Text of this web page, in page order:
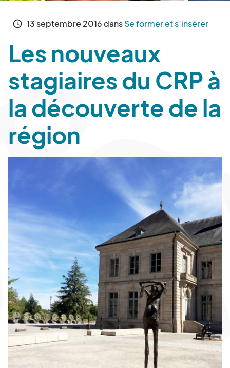
schedule 13septembre 2016dansSe former et s’insérer
Les nouveaux
stagiaires du CRP à
la découverte de la
région